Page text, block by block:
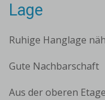
Lage
Ruhige Hanglage
Gute Nachbarschaft
Aus der oberen